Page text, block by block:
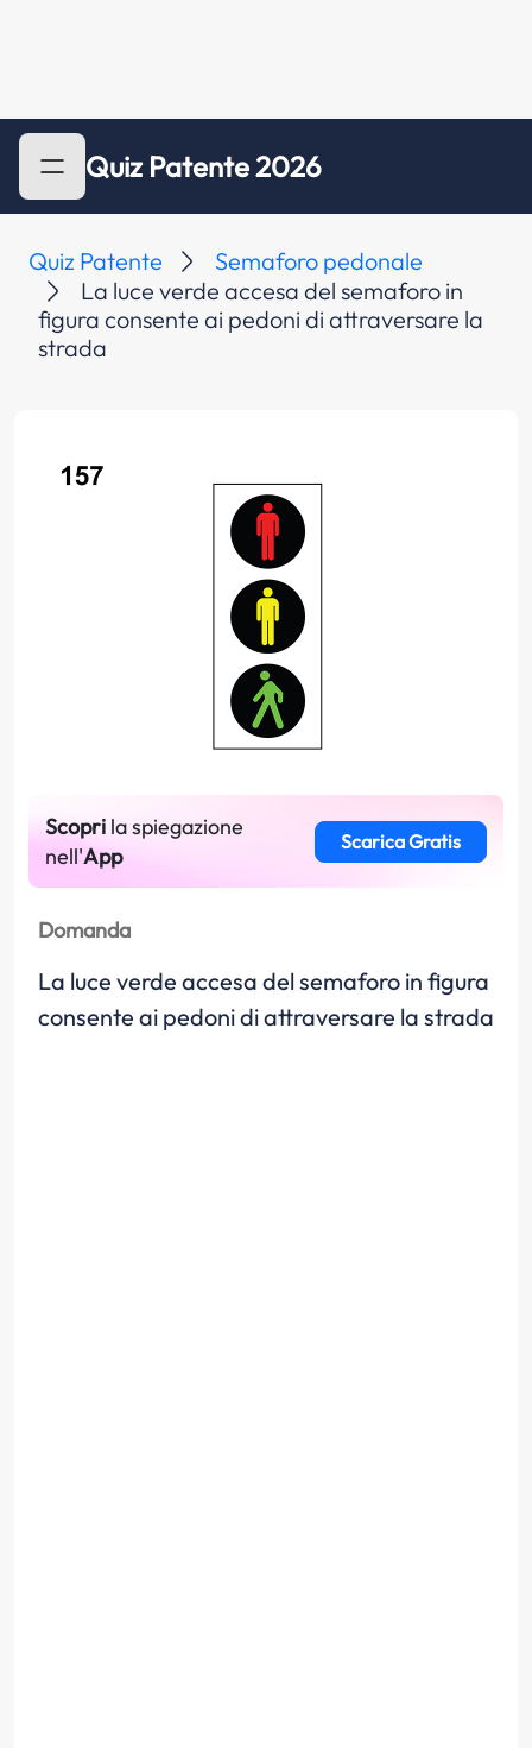
Quiz Patente 2026
Quiz Patente
Semaforo pedonale
La luce verde accesa del semaforo in
figura consente ai pedoni di attraversare la
strada
Scopri la spiegazione
nell'App
Scarica Gratis
Domanda
La luce verde accesa del semaforo in figura
consente ai pedoni di attraversare la strada